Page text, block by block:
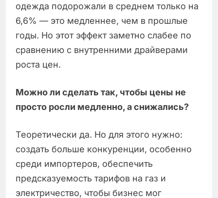
одежда подорожали в среднем только на
6,6% — это медленнее, чем в прошлые
годы. Но этот эффект заметно слабее по
сравнению с внутренними драйверами
роста цен.
Можно ли сделать так, чтобы цены не
просто росли медленно, а снижались?
Теоретически да. Но для этого нужно:
создать больше конкуренции, особенно
среди импортеров, обеспечить
предсказуемость тарифов на газ и
электричество, чтобы бизнес мог